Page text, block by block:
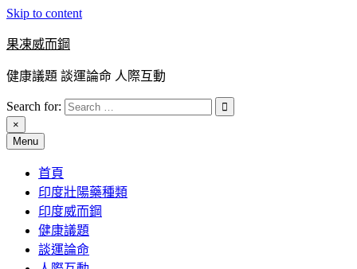
Skip to content
果凍威而鋼
健康議題 談運論命 人際互動
Search for:
×
Menu
首頁
印度壯陽藥種類
印度威而鋼
健康議題
談運論命